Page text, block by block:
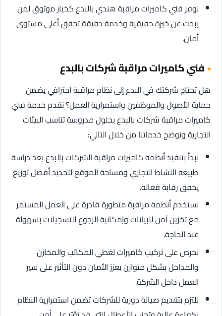
نوفر فني كاميرات مراقبة هندي بالبدع كخيار موثوق لمن
يبحث عن خبرة حقيقية وخدمة دقيقة تحقق أعلى مستوى
أمان.
فني كاميرات مراقبة شركات بالبدع
هل تحتاج شركتك في البدع إلى نظام مراقبة احترافي يضمن
حماية الأصول والموظفين واستمرارية العمل؟ نقدم خدمة فني
كاميرات مراقبة شركات بالبدع بحلول مدروسة تناسب البيئات
التجارية ونوضح خدماتنا من خلال التالي:
نبدأ بتنفيذ أنظمة كاميرات مراقبة الشركات بالبدع بعد دراسة
طبيعة النشاط التجاري ومساحة الموقع لتحديد أفضل توزيع
يحقق رقابة فعالة.
نستخدم أنظمة مراقبة متطورة قادرة على العمل المستمر
مع تخزين آمن للبيانات وإمكانية الرجوع للتسجيلات بسهولة
عند الحاجة.
نحرص على تركيب كاميرات تغطي المكاتب والمخازن
والمداخل بشكل متوازن يعزز الأمان دون التأثير على سير
العمل داخل الشركة.
نلتزم بتقديم صيانة دورية للشركات تضمن استمرارية النظام